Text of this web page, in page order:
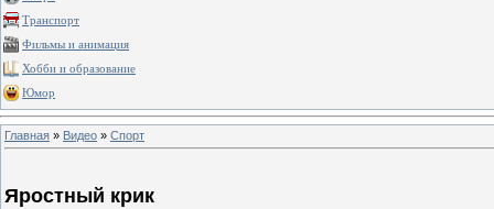
Транспорт
Фильмы и анимация
Хобби и образование
Юмор
Главная » Видео » Спорт
Яростный крик